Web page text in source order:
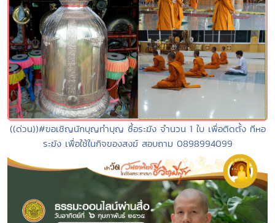
((ด่วน))#ขอเชิญนักบุญทำบุญ ซื้อระฆัง จำนวน 1 ใบ เพื่อติดตั้ง ทีหอ
ระฆัง เพื่อใช้ในกิจของสงฆ์ สอบถาม 0898994099